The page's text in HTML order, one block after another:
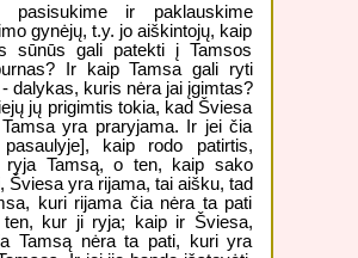
pasisukime ir paklauskime
gynėjų, t.y. jo aiškintojų, kaip
sūnūs gali patekti į Tamsos
Ir kaip Tamsa gali ryti
dalykas, kuris nėra jai įgimtas?
jų prigimtis tokia, kad Šviesa
yra praryjama. Ir jei čia
pasaulyje], kaip rodo patirtis,
ryja Tamsą, o ten, kaip sako
Šviesa yra rijama, tai aišku, tad
kuri rijama čia nėra ta pati
ten, kur ji ryja; kaip ir Šviesa,
Tamsą nėra ta pati, kuri yra